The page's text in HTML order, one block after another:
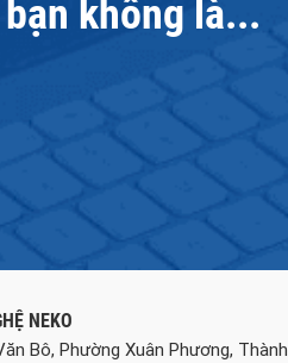
không là...
NEKO
Bô, Phường Xuân Phương, Thành